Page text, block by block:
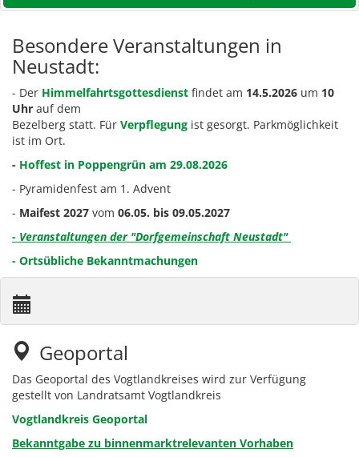
Besondere Veranstaltungen in
Neustadt:
- Der Himmelfahrtsgottesdienst findet am 14.5.2026 um 10
Uhr auf dem
Bezelberg statt. Für Verpflegung ist gesorgt. Parkmöglichkeit
ist im Ort.
- Hoffest in Poppengrün am 29.08.2026
- Pyramidenfest am 1. Advent
- Maifest 2027 vom 06.05. bis 09.05.2027
- Veranstaltungen der "Dorfgemeinschaft Neustadt"
- Ortsübliche Bekanntmachungen
Geoportal
Das Geoportal des Vogtlandkreises wird zur Verfügung
gestellt von Landratsamt Vogtlandkreis
Vogtlandkreis Geoportal
Bekanntgabe zu binnenmarktrelevanten Vorhaben